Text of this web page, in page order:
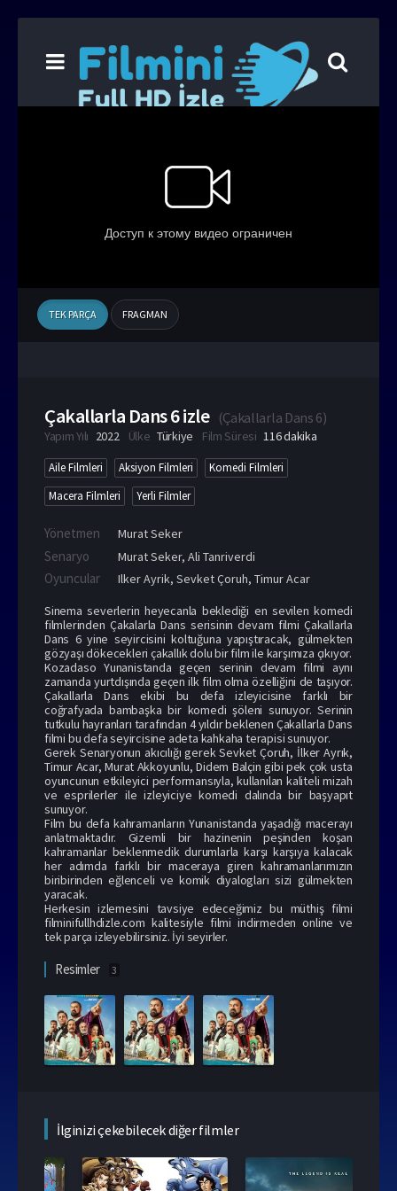
TEK PARÇA FRAGMAN
Çakallarla Dans 6 izle (Çakallarla Dans 6)
Yapım Yılı 2022 Ülke Türkiye Film Süresi 116 dakika
Aile Filmleri Aksiyon Filmleri
Komedi Filmleri
Macera Filmleri
Yerli Filmler
Yönetmen Murat Seker
Senaryo Murat Seker, Ali Tanriverdi
Oyuncular Ilker Ayrik, Sevket Çoruh, Timur Acar
Sinema severlerin heyecanla beklediği en sevilen komedi
filmlerinden Çakalarla Dans serisinin devam filmi Çakallarla
Dans 6 yine seyircisini koltuğuna yapıştıracak, gülmekten
gözyaşı dökecekleri çakallık dolu bir film ile karşımıza çıkıyor.
Kozadaso Yunanistanda geçen serinin devam filmi aynı
zamanda yurtdışında geçen ilk film olma özelliğini de taşıyor.
Çakallarla Dans ekibi bu defa izleyicisine farklı bir
coğrafyada bambaşka bir komedi şöleni sunuyor. Serinin
tutkulu hayranları tarafından 4 yıldır beklenen Çakallarla Dans
filmi bu defa seyircisine adeta kahkaha terapisi sunuyor.
Gerek Senaryonun akıcılığı gerek Sevket Çoruh, İlker Ayrık,
Timur Acar, Murat Akkoyunlu, Didem Balçin gibi pek çok usta
oyuncunun etkileyici performansıyla, kullanılan kaliteli mizah
ve esprilerler ile izleyiciye komedi dalında bir başyapıt
sunuyor.
Film bu defa kahramanların Yunanistanda yaşadığı macerayı
anlatmaktadır. Gizemli bir hazinenin peşinden koşan
kahramanlar beklenmedik durumlarla karşı karşıya kalacak
her adımda farklı bir maceraya giren kahramanlarımızın
biribirinden eğlenceli ve komik diyalogları sizi gülmekten
yaracak.
Herkesin izlemesini tavsiye edeceğimiz bu müthiş filmi
filminifullhdizle.com kalitesiyle filmi indirmeden online ve
tek parça izleyebilirsiniz. İyi seyirler.
Resimler 3
İlginizi çekebilecek diğer filmler